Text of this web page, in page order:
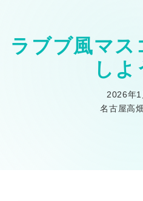
ラブブ風マス
しよ
2026年1
名古屋高